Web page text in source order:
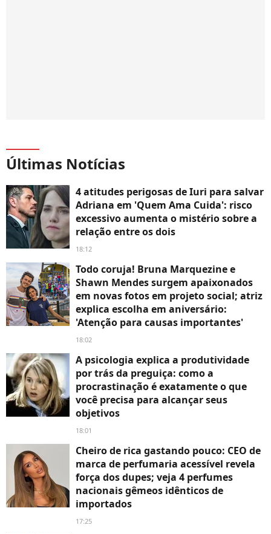
Últimas Notícias
4 atitudes perigosas de Iuri para salvar
Adriana em 'Quem Ama Cuida': risco
excessivo aumenta o mistério sobre a
relação entre os dois
18:12
Todo coruja! Bruna Marquezine e
Shawn Mendes surgem apaixonados
em novas fotos em projeto social; atriz
explica escolha em aniversário:
'Atenção para causas importantes'
18:02
A psicologia explica a produtividade
por trás da preguiça: como a
procrastinação é exatamente o que
você precisa para alcançar seus
objetivos
18:01
Cheiro de rica gastando pouco: CEO de
marca de perfumaria acessível revela
força dos dupes; veja 4 perfumes
nacionais gêmeos idênticos de
importados
17:25